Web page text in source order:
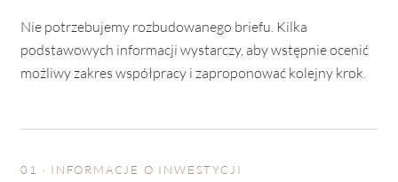
Nie potrzebujemy rozbudowanego briefu. Kilka
podstawowych informacji wystarczy, aby wstępnie ocenić
możliwy zakres współpracy i zaproponować kolejny krok.
01 · INFORMACJE O INWESTYCJI